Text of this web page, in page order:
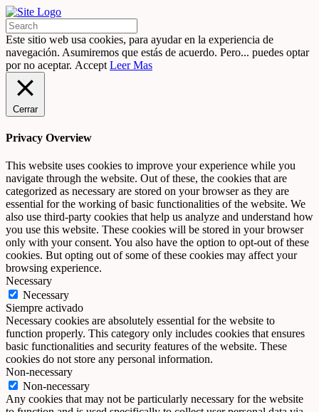
Este sitio web usa cookies, para ayudar en la experiencia de
navegación. Asumiremos que estás de acuerdo. Pero... puedes optar
por no aceptar. Accept Leer Mas
Cerrar
Privacy Overview
This website uses cookies to improve your experience while you
navigate through the website. Out of these, the cookies that are
categorized as necessary are stored on your browser as they are
essential for the working of basic functionalities of the website. We
also use third-party cookies that help us analyze and understand how
you use this website. These cookies will be stored in your browser
only with your consent. You also have the option to opt-out of these
cookies. But opting out of some of these cookies may affect your
browsing experience.
Necessary
Necessary
Siempre activado
Necessary cookies are absolutely essential for the website to
function properly. This category only includes cookies that ensures
basic functionalities and security features of the website. These
cookies do not store any personal information.
Non-necessary
Non-necessary
Any cookies that may not be particularly necessary for the website